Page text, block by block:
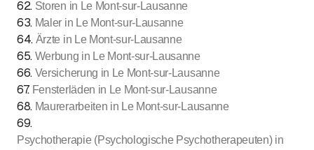
62. Storen in Le Mont-sur-Lausanne
63. Maler in Le Mont-sur-Lausanne
64. Ärzte in Le Mont-sur-Lausanne
65. Werbung in Le Mont-sur-Lausanne
66. Versicherung in Le Mont-sur-Lausanne
67. Fensterläden in Le Mont-sur-Lausanne
68. Maurerarbeiten in Le Mont-sur-Lausanne
69.
Psychotherapie (Psychologische Psychotherapeuten) in